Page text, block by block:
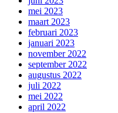
mei 2023
maart 2023
februari 2023
januari 2023
november 2022
september 2022
augustus 2022
juli 2022
mei 2022
april 2022